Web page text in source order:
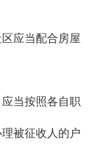
应当配合房屋
当按照各自职
被征收人的户